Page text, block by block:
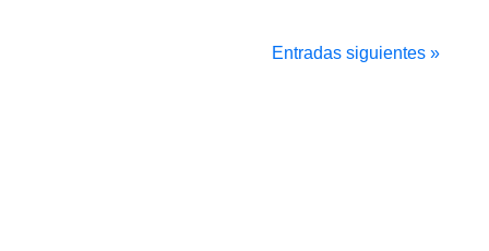
Entradas siguientes »